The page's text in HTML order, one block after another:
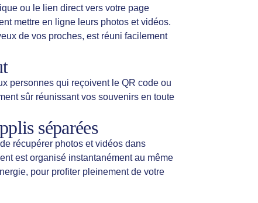
ou le lien direct vers votre page
mettre en ligne leurs photos et vidéos.
de vos proches, est réuni facilement
personnes qui reçoivent le QR code ou
sûr réunissant vos souvenirs en toute
séparées
récupérer photos et vidéos dans
est organisé instantanément au même
pour profiter pleinement de votre